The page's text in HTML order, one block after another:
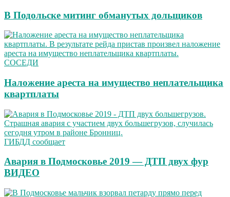
В Подольске митинг обманутых дольщиков
СОСЕДИ
Наложение ареста на имущество неплательщика
квартплаты
ГИБДД сообщает
Авария в Подмосковье 2019 — ДТП двух фур
ВИДЕО